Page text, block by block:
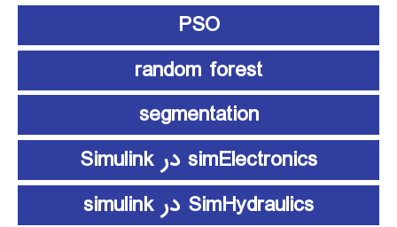
PSO
random forest
segmentation
simElectronics در Simulink
SimHydraulics در simulink